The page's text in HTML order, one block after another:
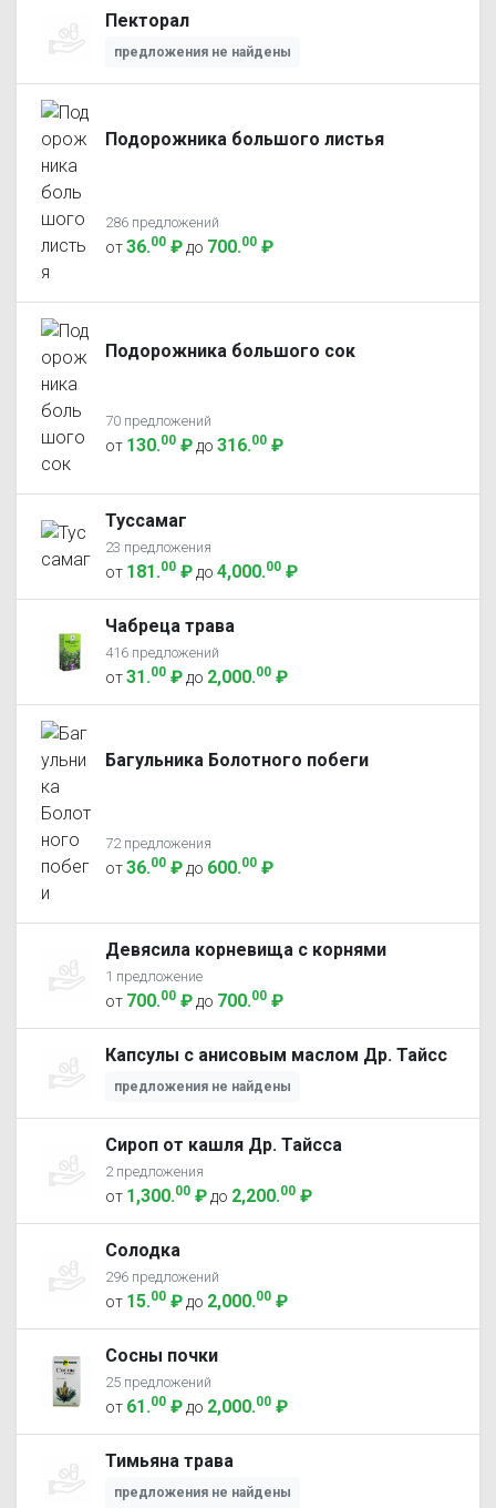
Пекторал
предложения не найдены
Подорожника большого листья
286 предложений
от36.00 ₽ до 700.00 ₽
Подорожника большого сок
70 предложений
от 130.00 ₽ до 316.00 ₽
Туссамаг
23 предложения
от 181.00 ₽ до 4,000.00 ₽
Чабреца трава
416 предложений
от31.00 ₽ до 2,000.00 ₽
Багульника Болотного побеги
72 предложения
от36.00 ₽ до 600.00 ₽
Девясила корневища с корнями
1 предложение
от 700.00 ₽ до 700.00 ₽
Капсулы с анисовым маслом Др. Тайсс
предложения не найдены
Сироп от кашля Др. Тайсса
2 предложения
от 1,300.00 ₽ до 2,200.00 ₽
Солодка
296 предложений
от 15.00 ₽ до 2,000.00 ₽
Сосны почки
25 предложений
от 61.00 ₽ до 2,000.00 ₽
Тимьяна трава
предложения не найдены